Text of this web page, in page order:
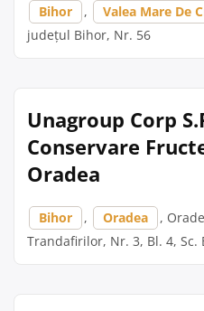
Bihor , Valea Mare De
județul Bihor, Nr. 56
Unagroup Corp
Conservare
Oradea
Bihor , Oradea
,
Trandafirilor, Nr. 3, Bl. 4, Sc.